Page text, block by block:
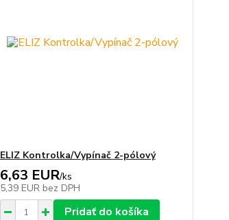
ELIZ Kontrolka/Vypínač 2-pólový
6,63 EUR/ks
5,39 EUR bez DPH
Pridať do košíka